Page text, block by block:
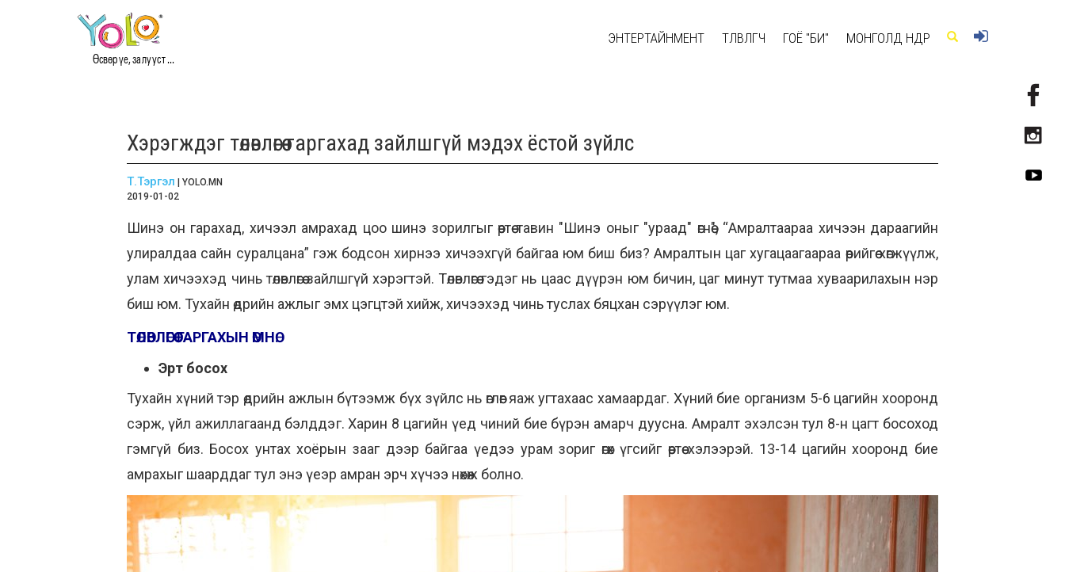
Өсвөр үе, залууст ...
ЭНТЕРТАЙНМЕНТ ТӨЛӨВЛӨГЧ ГОЁ "БИ" МОНГОЛД ӨНӨӨДӨР
Хэрэгждэг төлөвлөгөө гаргахад зайлшгүй мэдэх ёстой зүйлс
Т.Тэргэл | YOLO.MN
2019-01-02
Шинэ он гарахад, хичээл амрахад цоо шинэ зорилгыг өөртөө тавин "Шинэ оныг "ураад" өгнөө", “Амралтаараа хичээн дараагийн
улиралдаа сайн суралцана” гэж бодсон хирнээ хичээхгүй байгаа юм биш биз? Амралтын цаг хугацаагаараа өөрийгөө хөгжүүлж,
улам хичээхэд чинь төлөвлөгөө зайлшгүй хэрэгтэй. Төлөвлөгөө гэдэг нь цаас дүүрэн юм бичин, цаг минут тутмаа хуваарилахын нэр
биш юм. Тухайн өдрийн ажлыг эмх цэгцтэй хийж, хичээхэд чинь туслах бяцхан сэрүүлэг юм.
ТӨЛӨВЛӨГӨӨ ГАРГАХЫН ӨМНӨ:
Эрт босох
Тухайн хүний тэр өдрийн ажлын бүтээмж бүх зүйлс нь өглөөг яаж угтахаас хамаардаг. Хүний бие организм 5-6 цагийн хооронд
сэрж, үйл ажиллагаанд бэлддэг. Харин 8 цагийн үед чиний бие бүрэн амарч дуусна. Амралт эхэлсэн тул 8-н цагт босоход
гэмгүй биз. Босох унтах хоёрын зааг дээр байгаа үедээ урам зориг өгөх үгсийг өөртөө хэлээрэй. 13-14 цагийн хооронд бие
амрахыг шаарддаг тул энэ үеэр амран эрч хүчээ нөхөж болно.